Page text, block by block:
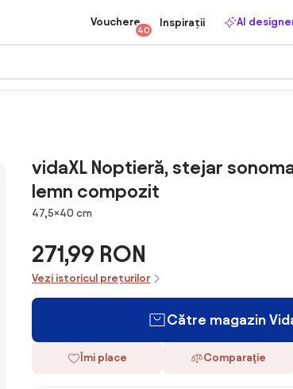
Vouchere
40
Inspirații AI
vidaXL Noptieră, stejar
lemn compozit
Dimensiuni
47,5×40 cm
271,99 RON
Vezi istoricul prețurilor
Către magazin
Îmi place Comparaţie